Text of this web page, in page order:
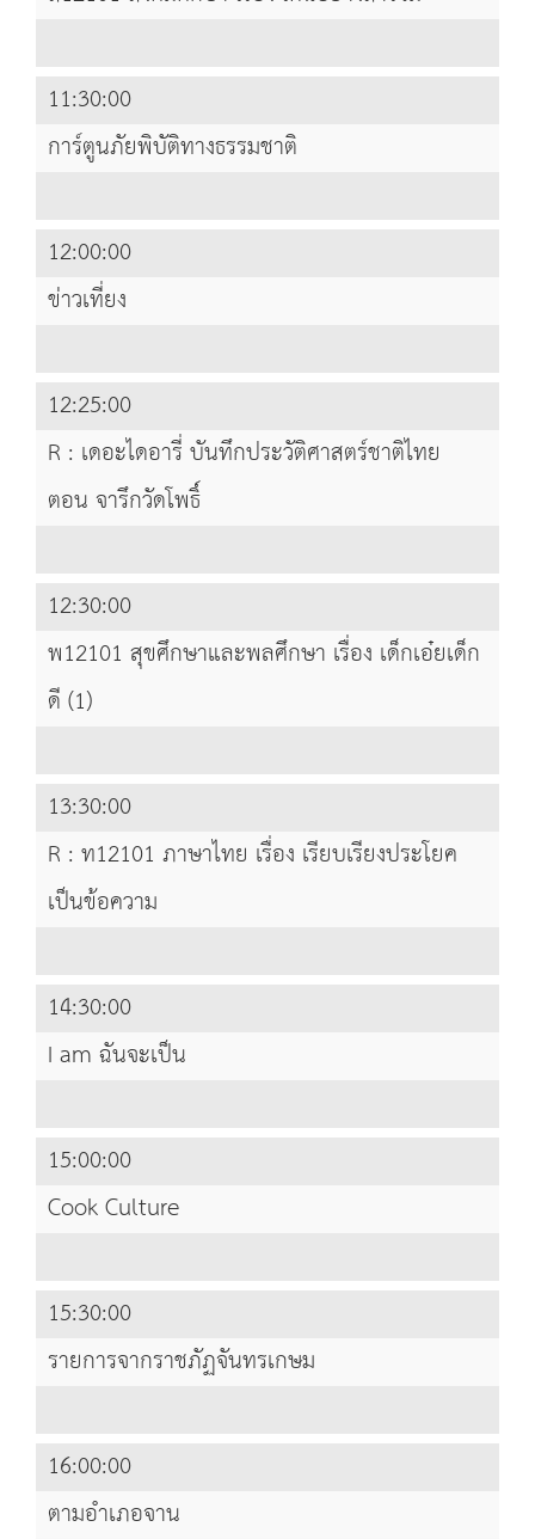
11:30:00
การ์ตูนภัยพิบัติทางธรรมชาติ
12:00:00
ข่าวเที่ยง
12:25:00
R : เดอะไดอารี่ บันทึกประวัติศาสตร์ชาติไทย
ตอน จารึกวัดโพธิ์
12:30:00
พ12101 สุขศึกษาและพลศึกษา เรื่อง เด็กเอ๋ยเด็ก
ดี (1)
13:30:00
R : ท12101 ภาษาไทย เรื่อง เรียบเรียงประโยค
เป็นข้อความ
14:30:00
I am ฉันจะเป็น
15:00:00
Cook Culture
15:30:00
รายการจากราชภัฏจันทรเกษม
16:00:00
ตามอำเภอจาน